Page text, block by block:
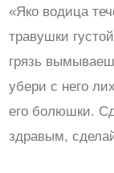
«Яко водица
травушки
грязь
убери с него
его болюшки.
здравым,